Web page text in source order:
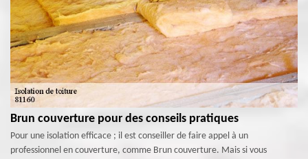
Brun couverture pour des conseils pratiques
Pour une isolation efficace ; il est conseiller de faire appel à un
professionnel en couverture, comme Brun couverture. Mais si vous